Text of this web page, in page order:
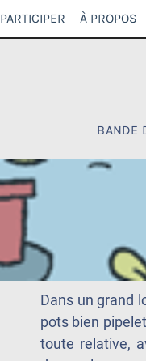
PARTICIPER À PROPOS
BANDE
Dans un grand
pots bien
toute relative,